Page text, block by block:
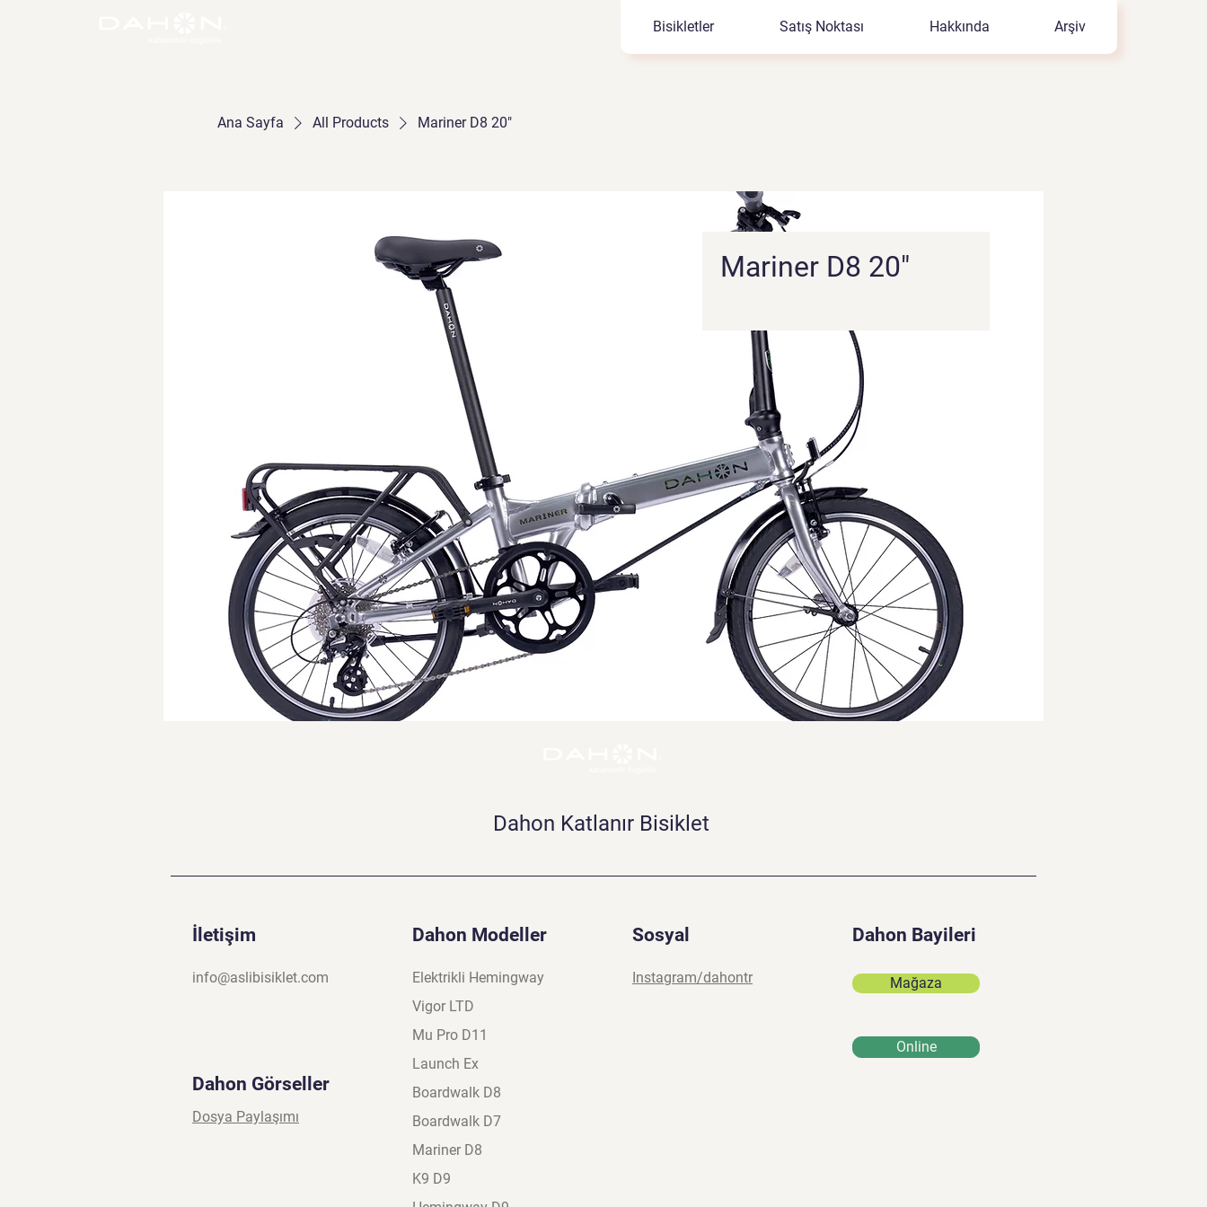
Bisikletler Satış Noktası Hakkında Arşiv
Ana Sayfa All Products Mariner D8 20"
Mariner D8 20"
Dahon Katlanır Bisiklet
İletişim
info@aslibisiklet.com
Dahon Görseller
Dosya Paylaşımı
Dahon Modeller
Elektrikli Hemingway
Vigor LTD
Mu Pro D11
Launch Ex
Boardwalk D8
Boardwalk D7
Mariner D8
K9 D9
Sosyal
Instagram/dahontr
Dahon Bayileri
Mağaza
Online